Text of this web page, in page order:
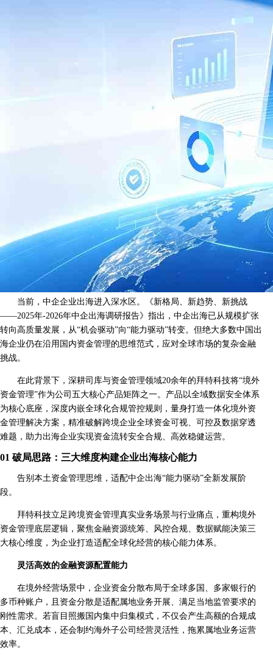
当前，中企企业出海进入深水区。《新格局、新趋势、新挑战
——2025年-2026年中企出海调研报告》指出，中企出海已从规模扩张
转向高质量发展，从“机会驱动”向“能力驱动”转变。但绝大多数中国出
海企业仍在沿用国内资金管理的思维范式，应对全球市场的复杂金融
挑战。
在此背景下，深耕司库与资金管理领域20余年的拜特科技将“境外
资金管理”作为公司五大核心产品矩阵之一。产品以全域数据安全体系
为核心底座，深度内嵌全球化合规管控规则，量身打造一体化境外资
金管理解决方案，精准破解跨境企业全球资金可视、可控及数据穿透
难题，助力出海企业实现资金流转安全合规、高效稳健运营。
01 破局思路：三大维度构建企业出海核心能力
告别本土资金管理思维，适配中企出海“能力驱动”全新发展阶
段。
拜特科技立足跨境资金管理真实业务场景与行业痛点，重构境外
资金管理底层逻辑，聚焦金融资源统筹、风控合规、数据赋能决策三
大核心维度，为企业打造适配全球化经营的核心能力体系。
灵活高效的金融资源配置能力
在境外经营场景中，企业资金分散布局于全球多国、多家银行的
多币种账户，且资金分散是适配属地业务开展、满足当地监管要求的
刚性需求。若盲目照搬国内集中归集模式，不仅会产生高额的合规成
本、汇兑成本，还会制约海外子公司经营灵活性，拖累属地业务运营
效率。